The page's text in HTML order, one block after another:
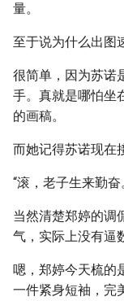
量。
至于说为什么出图
很简单，因为苏诺
手。真就是哪怕坐
的画稿。
而她记得苏诺现在
“滚，老子生来勤奋
当然清楚郑婷的调
气，实际上没有逼
嗯，郑婷今天梳的
一件紧身短袖，完